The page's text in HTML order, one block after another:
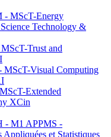
- MScT-Energy
Technology &
Trust and
Visual Computing
Extended
XCin
- M1 APPMS -
Appliquées et Statistiques